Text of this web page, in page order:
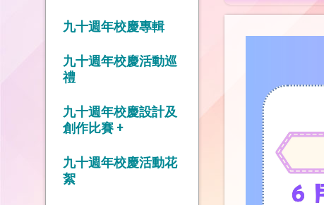
九十週年校慶專輯
九十週年校慶活動巡
禮
九十週年校慶設計及
創作比賽 +
九十週年校慶標誌設
計比賽
九十週年校慶活動花
絮